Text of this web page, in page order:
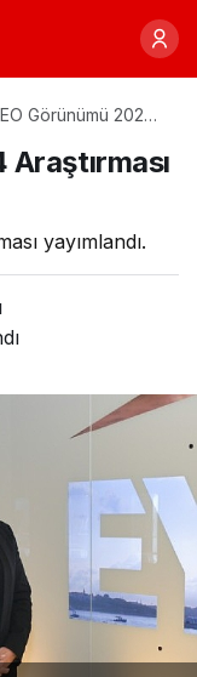
Görünümü 2024
yayımlandı.
Paylaş